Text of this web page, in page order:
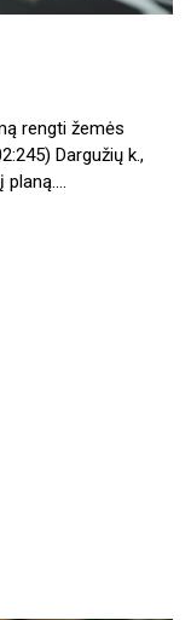
rengti žemės
Dargužių k.,
planą.…